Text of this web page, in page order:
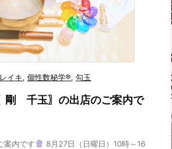
レイキ, 個性数秘学®, 勾玉
剛 千玉〗の出店のご案内で
案内です
8月27日（日曜日）10時～16